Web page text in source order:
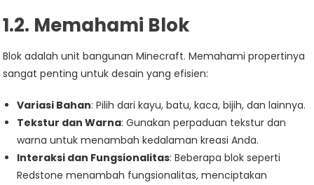
1.2. Memahami Blok
Blok adalah unit bangunan Minecraft. Memahami propertinya
sangat penting untuk desain yang efisien:
Variasi Bahan: Pilih dari kayu, batu, kaca, bijih, dan lainnya.
Tekstur dan Warna: Gunakan perpaduan tekstur dan
warna untuk menambah kedalaman kreasi Anda.
Interaksi dan Fungsionalitas: Beberapa blok seperti
Redstone menambah fungsionalitas, menciptakan